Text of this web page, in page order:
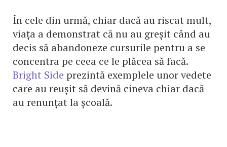
În cele din urmă, chiar dacă au riscat mult,
viața a demonstrat că nu au greșit când au
decis să abandoneze cursurile pentru a se
concentra pe ceea ce le plăcea să facă.
Bright Side prezintă exemplele unor vedete
care au reușit să devină cineva chiar dacă
au renunțat la școală.